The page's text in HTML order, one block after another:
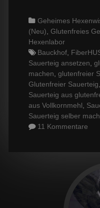
Categories
Geheimes
(Neu)
Glutenfreies
Hexenlabor
Tags
Bauckhof
Sauerteig ansetzen
machen glutenfreier
Glutenfreier Sauerteig
Sauerteig aus
aus Vollkornmehl
Sauerteig selber
11 Kommentare